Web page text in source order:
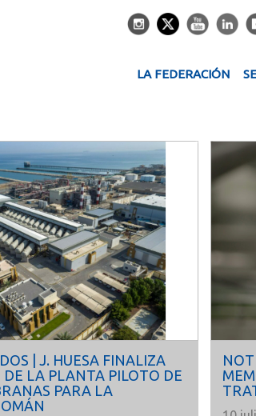
LA FEDERACIÓN
| J. HUESA FINALIZA
DE LA PLANTA PILOTO DE
PARA LA